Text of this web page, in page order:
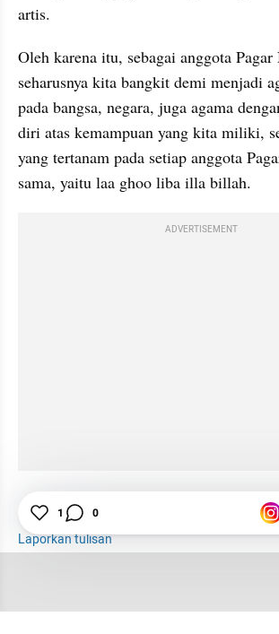
artis.
Oleh karena itu, sebagai anggota Pagar
seharusnya kita bangkit demi menjadi
pada bangsa, negara, juga agama
diri atas kemampuan yang kita miliki,
yang tertanam pada setiap anggota
sama, yaitu laa ghoo liba illa billah.
ADVERTISEMENT
NU
Pagar Nusa
Laporkan tulisan
1 0